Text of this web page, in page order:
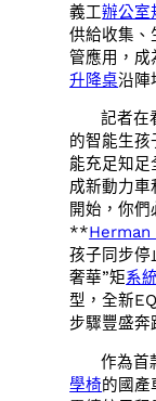
義工辦公室
供給收集、
管應用，成
升降桌沿陣
記者在
的智能生孩
能充足知足
成新動力車
開始，你
**
孩子同步停
奢華”矩系
型，全新
步驟豐盛奔
作為首
學椅的國產